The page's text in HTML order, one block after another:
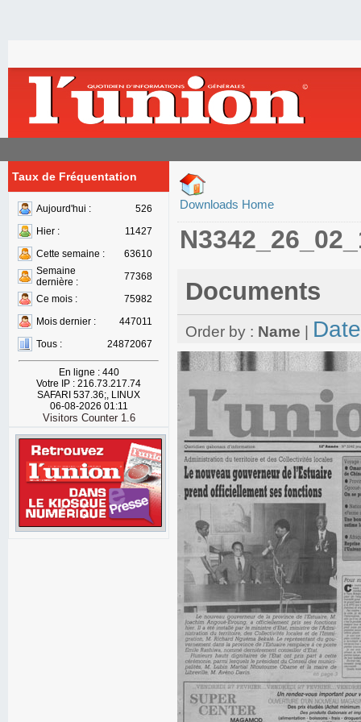
Taux de Fréquentation
Aujourd'hui :
526
Hier :
11427
Cette semaine :
63610
Semaine
dernière :
77368
Ce mois :
75982
Mois dernier :
447011
Tous :
24872067
En ligne : 440
Votre IP : 216.73.217.74
SAFARI 537.36;, LINUX
06-08-2026 01:11
Visitors Counter 1.6
Downloads Home
Documents
Order by : Name Date